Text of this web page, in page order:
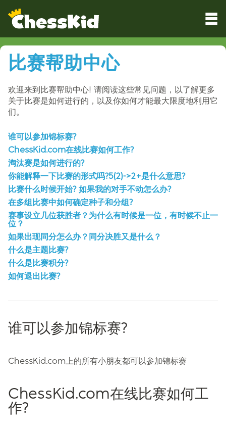
比赛帮助中心
欢迎来到比赛帮助中心! 请阅读这些常见问题，以了解更多
关于比赛是如何进行的，以及你如何才能最大限度地利用它
们。
谁可以参加锦标赛?
ChessKid.com在线比赛如何工作?
淘汰赛是如何进行的?
你能解释一下比赛的形式吗?5(2)->2+是什么意思?
比赛什么时候开始? 如果我的对手不动怎么办?
在多组比赛中如何确定种子和分组?
赛事设立几位获胜者？为什么有时候是一位，有时候不止一
位？
如果出现同分怎么办？同分决胜又是什么？
什么是主题比赛?
什么是比赛积分?
如何退出比赛?
谁可以参加锦标赛?
ChessKid.com上的所有小朋友都可以参加锦标赛
ChessKid.com在线比赛如何工
作?